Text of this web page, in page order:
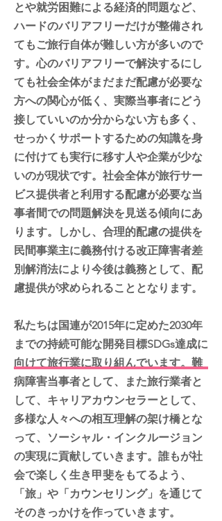
とや就労困難による経済的問題など、
ハードのバリアフリーだけが整備され
てもご旅行自体が難しい方が多いので
す。心のバリアフリーで解決するにし
ても社会全体がまだまだ配慮が必要な
方への関心が低く、実際当事者にどう
接していいのか分からない方も多く、
せっかくサポートするための知識を身
に付けても実行に移す人や企業が少な
いのが現状です。社会全体が旅行サー
ビス提供者と利用する配慮が必要な当
事者間での問題解決を見送る傾向にあ
ります。しかし、合理的配慮の提供を
民間事業主に義務付ける改正障害者差
別解消法により今後は義務として、配
慮提供が求められることとなります。
私たちは国連が2015年に定めた2030年
までの持続可能な開発目標SDGs達成に
向けて旅行業に取り組んでいます。難
病障害当事者として、また旅行業者と
して、キャリアカウンセラーとして、
多様な人々への相互理解の架け橋とな
って、ソーシャル・インクルージョン
の実現に貢献していきます。誰もが社
会で楽しく生き甲斐をもてるよう、
「旅」や「カウンセリング」を通じて
そのきっかけを作っていきます。